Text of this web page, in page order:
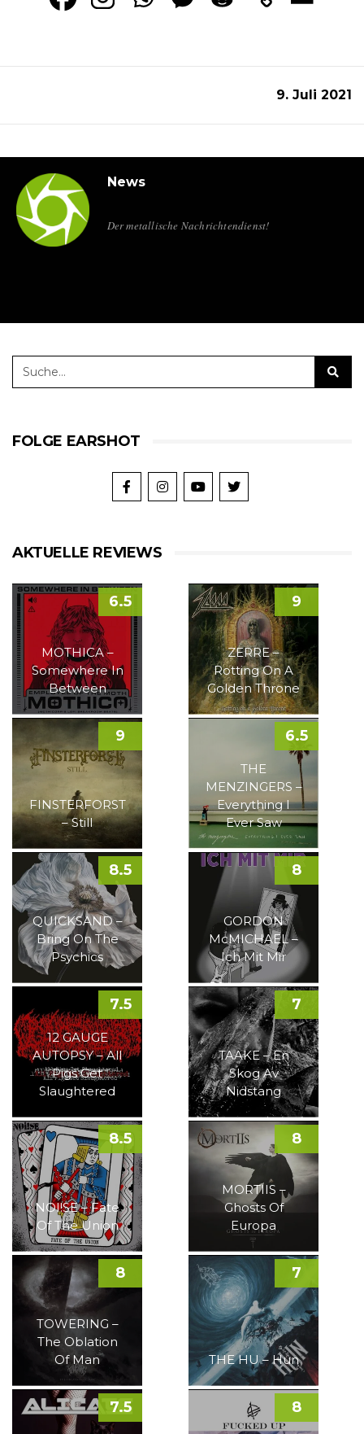
9. Juli 2021
News
Der metallische Nachrichtendienst!
FOLGE EARSHOT
AKTUELLE REVIEWS
MOTHICA –
Somewhere In
Between
6.5
ZERRE –
Rotting On A
Golden Throne
9
FINSTERFORST
– Still
9
THE
MENZINGERS –
Everything I
Ever Saw
6.5
QUICKSAND –
Bring On The
Psychics
8.5
GORDON
McMICHAEL –
Ich Mit Mir
8
12 GAUGE
AUTOPSY – All
Pigs Get
Slaughtered
7.5
TAAKE – En
Skog Av
Nidstang
7
NOI!SE – Fate
Of The Union
8.5
MORTIIS –
Ghosts Of
Europa
8
TOWERING –
The Oblation
Of Man
8
THE HU – Hun
7
7.5 8